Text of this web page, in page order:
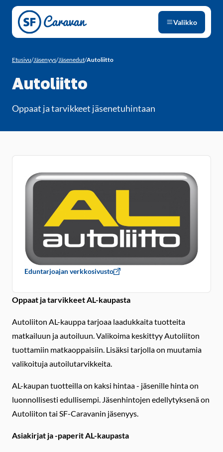
Siirry sivun sisältöön
Valikko
Etusivu/Jäsenyys/Jäsenedut/Autoliitto
Autoliitto
Oppaat ja tarvikkeet jäsenetuhintaan
Oppaat ja tarvikkeet AL-kaupasta
Autoliiton AL-kauppa tarjoaa laadukkaita tuotteita
matkailuun ja autoiluun. Valikoima keskittyy Autoliiton
tuottamiin matkaoppaisiin. Lisäksi tarjolla on muutamia
valikoituja autoilutarvikkeita.
AL-kaupan tuotteilla on kaksi hintaa - jäsenille hinta on
luonnollisesti edullisempi. Jäsenhintojen edellytyksenä on
Autoliiton tai SF-Caravanin jäsenyys.
Asiakirjat ja -paperit AL-kaupasta
Eduntarjoajan verkkosivusto